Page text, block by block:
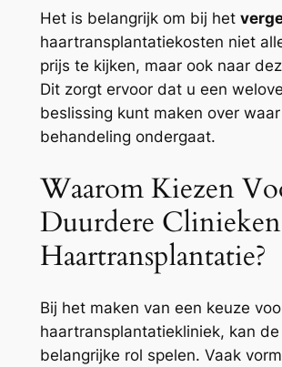
Het is belangrijk om bij het
haartransplantatiekosten niet
prijs te kijken, maar ook naar
Dit zorgt ervoor dat u een
beslissing kunt maken over
behandeling ondergaat.
Waarom Kiezen
Duurdere
Haartransplantatie?
Bij het maken van een keuze
haartransplantatiekliniek, kan
belangrijke rol spelen. Vaak